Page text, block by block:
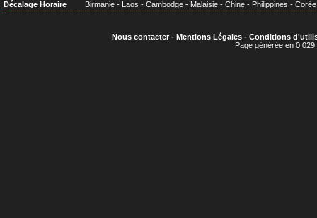
Décalage Horaire
Birmanie - Laos - Cambodge - Malaisie - Chine - Philippines - Corée
Nous contacter- Mentions Légales- Conditions
Page générée en